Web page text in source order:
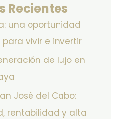
Recientes
una oportunidad
vivir e invertir
de lujo en
José del Cabo:
rentabilidad y alta